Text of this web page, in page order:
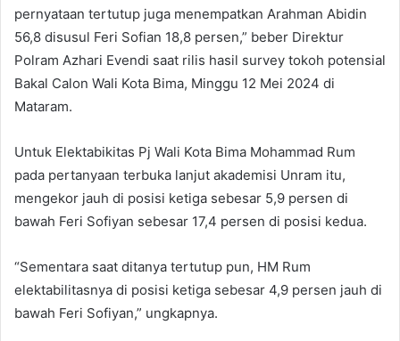
pernyataan tertutup juga menempatkan Arahman Abidin
56,8 disusul Feri Sofian 18,8 persen,” beber Direktur
Polram Azhari Evendi saat rilis hasil survey tokoh potensial
Bakal Calon Wali Kota Bima, Minggu 12 Mei 2024 di
Mataram.
Untuk Elektabikitas Pj Wali Kota Bima Mohammad Rum
pada pertanyaan terbuka lanjut akademisi Unram itu,
mengekor jauh di posisi ketiga sebesar 5,9 persen di
bawah Feri Sofiyan sebesar 17,4 persen di posisi kedua.
“Sementara saat ditanya tertutup pun, HM Rum
elektabilitasnya di posisi ketiga sebesar 4,9 persen jauh di
bawah Feri Sofiyan,” ungkapnya.